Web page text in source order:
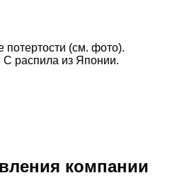
потертости (см. фото).
распила из Японии.
компании